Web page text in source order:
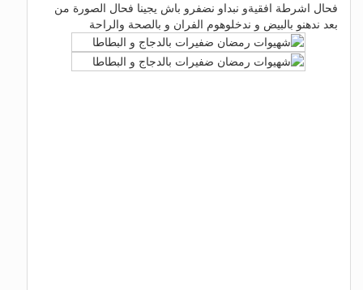
فحال اشرطة افقيةو نبداو نضفرو باش يجينا فحال الصورة من
بعد ندهنو بالبيض و ندخلوهوم الفران و بالصحة والراحة